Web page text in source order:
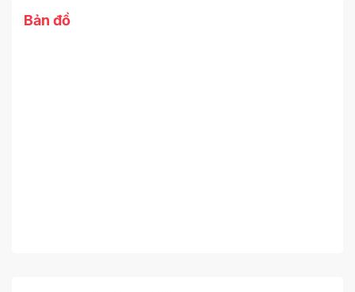
Bản đồ